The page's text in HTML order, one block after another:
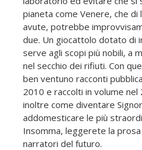
pianeta come Venere, che di lune
avute, potrebbe
due. Un giocattolo dotato di
serve agli scopi più nobili, a meno che venga gettato
nel secchio dei rifiuti. Con questa antologia, ricca di
ben ventuno racconti pubblicati per la prima volta nel
2010 e raccolti in volume nel 2011, apprenderete
inoltre come diventare
addomesticare le più
Insomma, leggerete la prosa brillante dei migliori
narratori del futuro.